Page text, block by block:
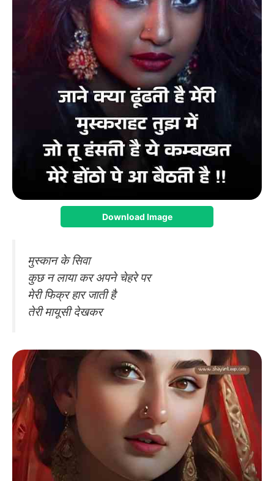
Download Image
मुस्कान के सिवा
कुछ न लाया कर अपने चेहरे पर
मेरी फिक्र हार जाती है
तेरी मायूसी देखकर